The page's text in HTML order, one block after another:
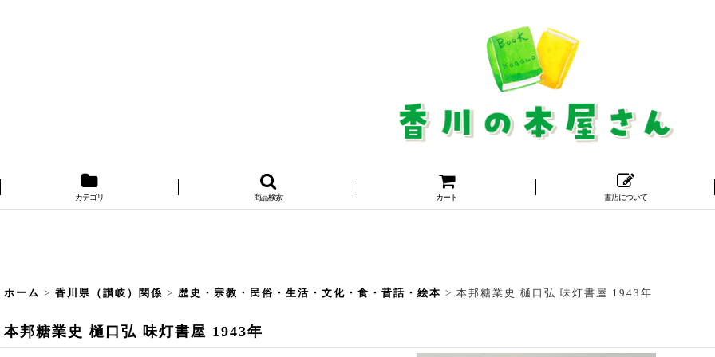
カテゴリ 商品検索 カート 書店について
ホーム > 香川県（讃岐）関係 > 歴史・宗教・民俗・生活・文化・食・昔話・絵本 > 本邦糖業史 樋口弘 味灯書屋 1943年
本邦糖業史 樋口弘 味灯書屋 1943年